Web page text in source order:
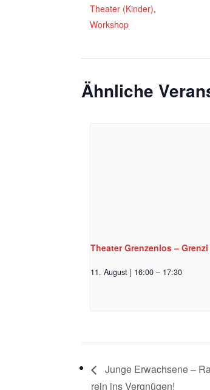
Theater (Kinder),
Workshop
Ähnliche
Theater Grenzenlos –
11. August | 16:00 – 17:30
Junge Erwachsene –
rein ins Vergnügen!